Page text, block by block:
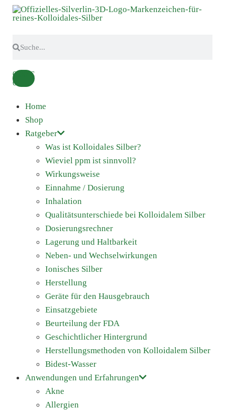
0,00€
0
Home
Shop
Ratgeber
Was ist Kolloidales Silber?
Wieviel ppm ist sinnvoll?
Wirkungsweise
Einnahme / Dosierung
Inhalation
Qualitätsunterschiede bei Kolloidalem Silber
Dosierungsrechner
Lagerung und Haltbarkeit
Neben- und Wechselwirkungen
Ionisches Silber
Herstellung
Geräte für den Hausgebrauch
Einsatzgebiete
Beurteilung der FDA
Geschichtlicher Hintergrund
Herstellungsmethoden von Kolloidalem Silber
Bidest-Wasser
Anwendungen und Erfahrungen
Akne
Allergien